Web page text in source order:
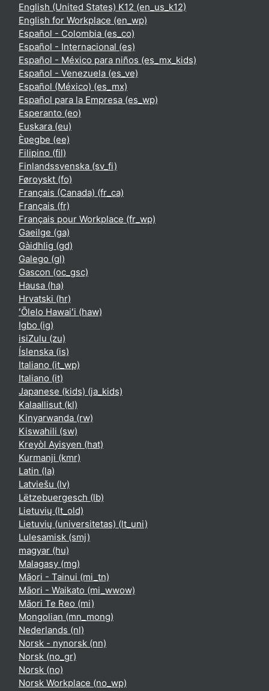
English (United States) K12 ‎(en_us_k12)‎
English for Workplace ‎(en_wp)‎
Español - Colombia ‎(es_co)‎
Español - Internacional ‎(es)‎
Español - México para niños ‎(es_mx_kids)‎
Español - Venezuela ‎(es_ve)‎
Español (México) ‎(es_mx)‎
Español para la Empresa ‎(es_wp)‎
Esperanto ‎(eo)‎
Euskara ‎(eu)‎
Èʋegbe ‎(ee)‎
Filipino ‎(fil)‎
Finlandssvenska ‎(sv_fi)‎
Føroyskt ‎(fo)‎
Français (Canada) ‎(fr_ca)‎
Français ‎(fr)‎
Français pour Workplace ‎(fr_wp)‎
Gaeilge ‎(ga)‎
Gàidhlig ‎(gd)‎
Galego ‎(gl)‎
Gascon ‎(oc_gsc)‎
Hausa ‎(ha)‎
Hrvatski ‎(hr)‎
ʻŌlelo Hawaiʻi ‎(haw)‎
Igbo ‎(ig)‎
isiZulu ‎(zu)‎
Íslenska ‎(is)‎
Italiano ‎(it_wp)‎
Italiano ‎(it)‎
Japanese (kids) ‎(ja_kids)‎
Kalaallisut ‎(kl)‎
Kinyarwanda ‎(rw)‎
Kiswahili ‎(sw)‎
Kreyòl Ayisyen ‎(hat)‎
Kurmanji ‎(kmr)‎
Latin ‎(la)‎
Latviešu ‎(lv)‎
Lëtzebuergesch ‎(lb)‎
Lietuvių ‎(lt_old)‎
Lietuvių (universitetas) ‎(lt_uni)‎
Lulesamisk ‎(smj)‎
magyar ‎(hu)‎
Malagasy ‎(mg)‎
Māori - Tainui ‎(mi_tn)‎
Māori - Waikato ‎(mi_wwow)‎
Māori Te Reo ‎(mi)‎
Mongolian ‎(mn_mong)‎
Nederlands ‎(nl)‎
Norsk - nynorsk ‎(nn)‎
Norsk ‎(no_gr)‎
Norsk ‎(no)‎
Norsk Workplace ‎(no_wp)‎